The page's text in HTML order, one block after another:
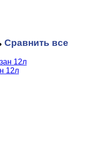
Сравнить все
12л